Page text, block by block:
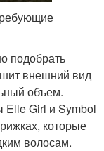
подобрать
внешний вид
объем.
Elle Girl и Symbol
которые
волосам.